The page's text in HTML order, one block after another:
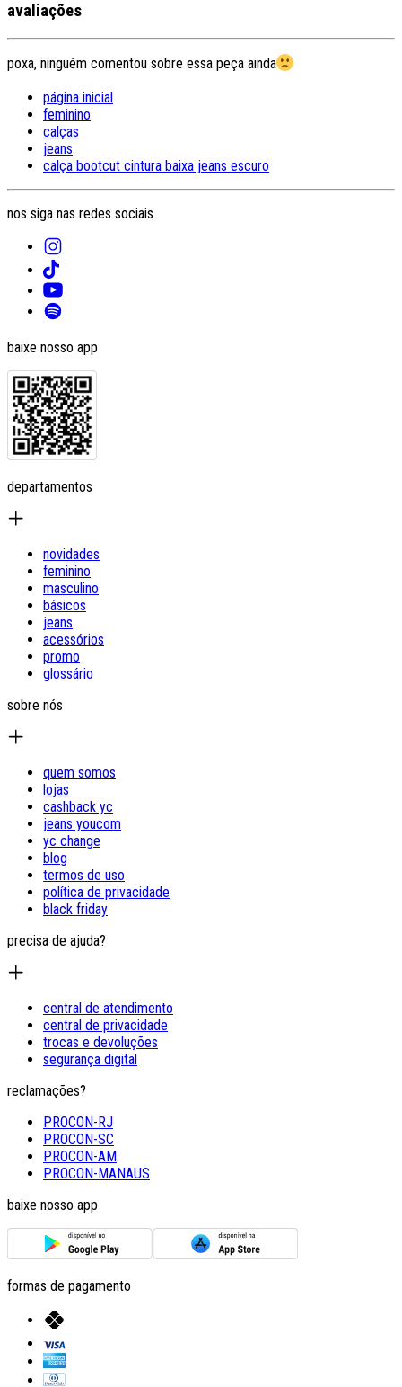
avaliações
poxa, ninguém comentou sobre essa peça ainda
página inicial
feminino
calças
jeans
calça bootcut cintura baixa jeans escuro
nos siga nas redes sociais
baixe nosso app
departamentos
novidades
feminino
masculino
básicos
jeans
acessórios
promo
glossário
sobre nós
quem somos
lojas
cashback yc
jeans youcom
yc change
blog
termos de uso
política de privacidade
black friday
precisa de ajuda?
central de atendimento
central de privacidade
trocas e devoluções
segurança digital
reclamações?
PROCON-RJ
PROCON-SC
PROCON-AM
PROCON-MANAUS
baixe nosso app
formas de pagamento